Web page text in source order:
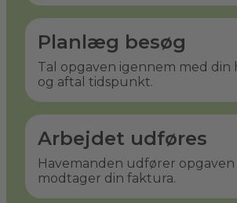
Planlæg besøg
Tal opgaven igennem med din
og aftal tidspunkt.
Arbejdet udføres
Havemanden udfører
modtager din faktura.